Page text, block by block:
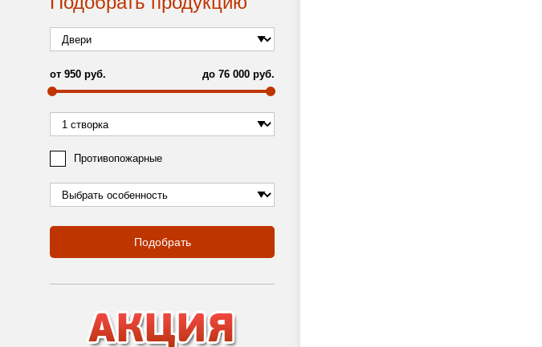
от 950 руб. до 76 000 руб.
Противопожарные
Подобрать